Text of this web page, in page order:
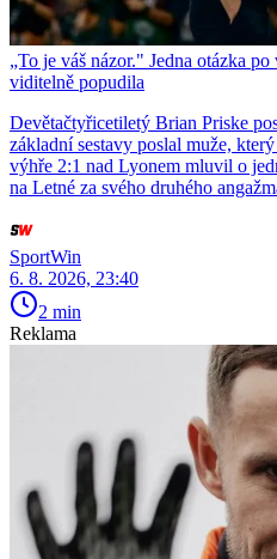
„To je váš názor." Jedna otázka
viditelně popudila
Devětačtyřicetiletý Brian Priske
základní sestavy poslal muže,
výhře 2:1 nad Lyonem mluvil o
na Letné za svého druhého
SportWin
6. 8. 2026, 23:40
2 min
Reklama